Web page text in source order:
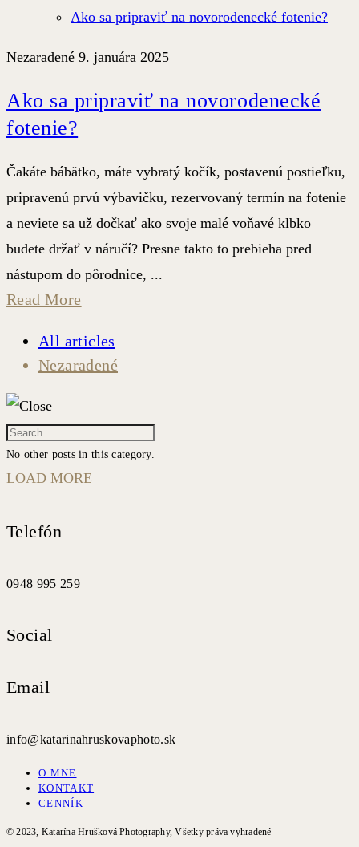
Ako sa pripraviť na novorodenecké fotenie?
Nezaradené 9. januára 2025
Ako sa pripraviť na novorodenecké
fotenie?
Čakáte bábätko, máte vybratý kočík, postavenú postieľku,
pripravenú prvú výbavičku, rezervovaný termín na fotenie
a neviete sa už dočkať ako svoje malé voňavé klbko
budete držať v náručí? Presne takto to prebieha pred
nástupom do pôrodnice, ...
Read More
All articles
Nezaradené
No other posts in this category.
LOAD MORE
Telefón
0948 995 259
Social
Email
info@katarinahruskovaphoto.sk
O MNE
KONTAKT
CENNÍK
© 2023, Katarína Hrušková Photography, Všetky práva vyhradené